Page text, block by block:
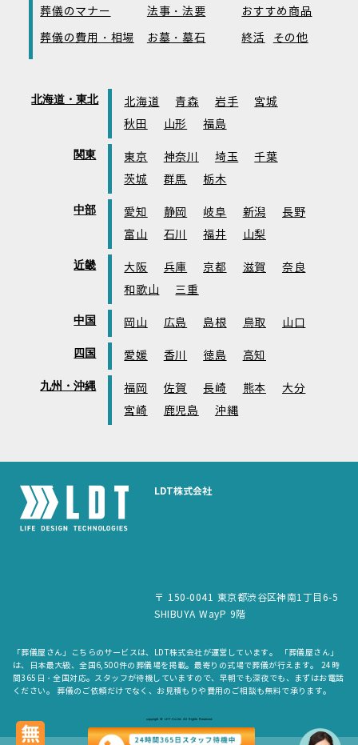
葬儀のマナー
法事・法要
おすすめ商品
葬儀の費用・相場
お墓・墓石 終活 その他
北海道・東北 北海道 青森 岩手
宮城
秋田
山形 福島
関東 東京 神奈川 埼玉
千葉
茨城
群馬 栃木
中部 愛知 静岡 岐阜 新潟
長野
富山
石川 福井 山梨
近畿 大阪 兵庫 京都 滋賀
奈良
和歌山
三重
中国 岡山 広島 島根 鳥取 山口
四国 愛媛 香川 徳島 高知
九州・沖縄 福岡 佐賀 長崎 熊本
大分
宮崎
鹿児島 沖縄
LDT株式会社
〒 150-0041 東京都渋谷区神南1丁目6-5
SHIBUYA WayP 9階
「葬儀屋さん」こちらのサービスは、LDT株式会社が運営しています。 「葬儀屋さん」
は、日本最大級、全国6,500件の葬儀場を掲載。最寄りの式場で葬儀が行えます。 24時
間365日・全国対応。スタッフが待機していますので、早朝でも深夜でも、まずはお電話
ください。 葬儀のご依頼だけでなく、お見積もりや費用のご相談も無料で承ります。
copyright © LDT.Co.Ltd. All Rights Reserved.